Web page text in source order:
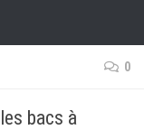
0
bacs à